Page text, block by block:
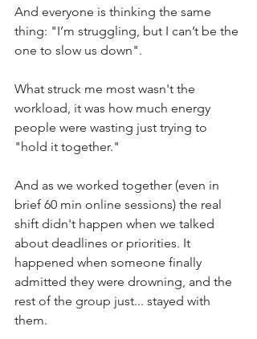
And everyone is thinking the same
thing: "I’m struggling, but I can’t be the
one to slow us down".
What struck me most wasn't the
workload, it was how much energy
people were wasting just trying to
"hold it together."
And as we worked together (even in
brief 60 min online sessions) the real
shift didn't happen when we talked
about deadlines or priorities. It
happened when someone finally
admitted they were drowning, and the
rest of the group just... stayed with
them.